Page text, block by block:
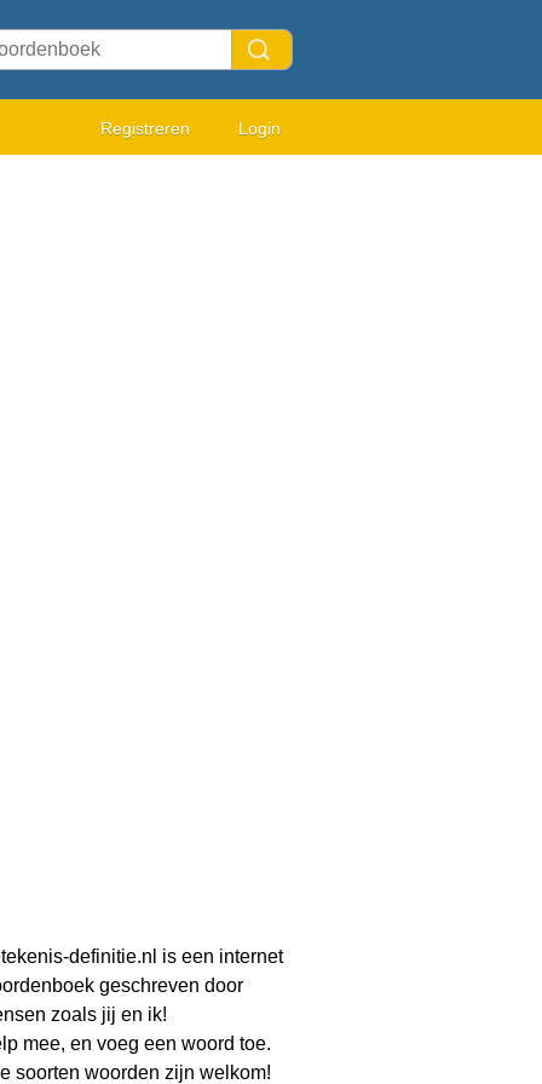
Registreren Login
definitie.nl is een internet
geschreven door
zoals jij en ik!
mee, en voeg een woord toe.
soorten woorden zijn welkom!